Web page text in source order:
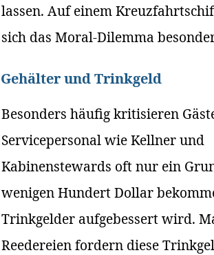
lassen. Auf einem
sich das Moral-Dilemma
Gehälter und Trinkgeld
Besonders häufig kritisieren
Servicepersonal wie Kellner und
Kabinenstewards oft nur ein
wenigen Hundert Dollar
Trinkgelder aufgebessert wird.
Reedereien fordern diese